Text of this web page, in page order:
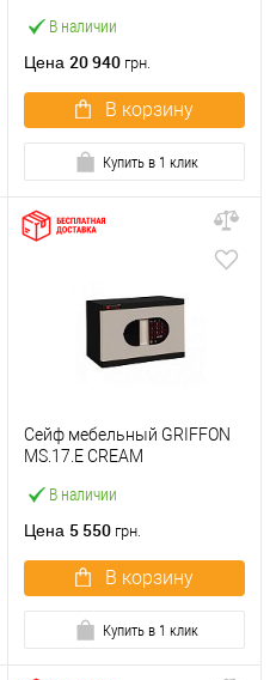
В наличии
Цена 20 940 грн.
В корзину
Купить в 1 клик
В наличии
Сейф мебельный GRIFFON
MS.17.E CREAM
Цена 5 550 грн.
В корзину
Купить в 1 клик